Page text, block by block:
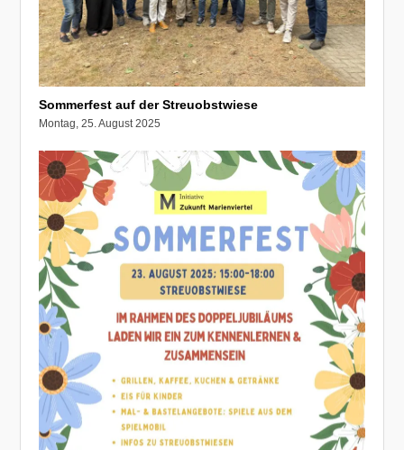
Sommerfest auf der Streuobstwiese
Montag, 25. August 2025